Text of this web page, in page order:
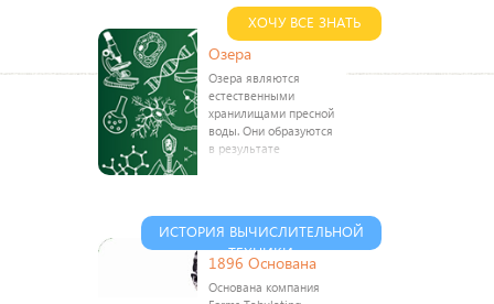
Отказываясь от мяса
и рыбы, он
предпочитает томаты,
ХОЧУ ВСЕ ЗНАТЬ
Озера
Озера являются
естественными
хранилищами пресной
воды. Они образуются
в результате
многих озер реки
также и вытекают.
После сильных
ИСТОРИЯ ВЫЧИСЛИТЕЛЬНОЙ
ТЕХНИКИ
1896 Основана
Основана компания